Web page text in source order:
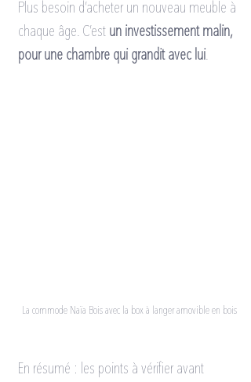
Plus besoin d’acheter un nouveau meuble à
chaque âge. C’est un investissement malin,
pour une chambre qui grandit avec lui.
La commode Naïa Bois avec la box à langer amovible en bois
En résumé : les points à vérifier avant